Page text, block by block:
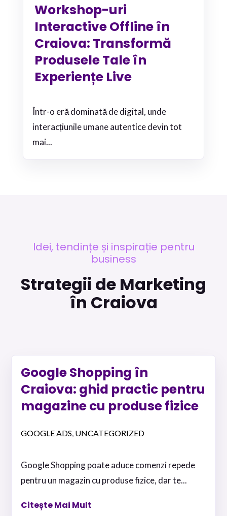
Workshop-uri
Interactive Offline în
Craiova: Transformă
Produsele Tale în
Experiențe Live
Într-o eră dominată de digital, unde
interacțiunile umane autentice devin tot
mai...
Idei, tendințe și inspirație pentru
business
Strategii de Marketing
în Craiova
Google Shopping în
Craiova: ghid practic pentru
magazine cu produse fizice
GOOGLE ADS, UNCATEGORIZED
Google Shopping poate aduce comenzi repede
pentru un magazin cu produse fizice, dar te...
Citește Mai Mult